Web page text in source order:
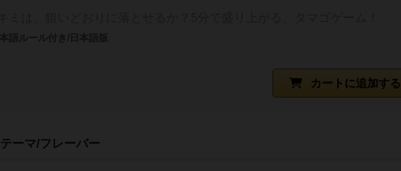
カートに追加する
テーマ/フレーバー